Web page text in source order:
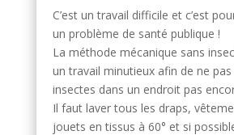
C’est un travail difficile et c’est
un problème de santé publique !
La méthode mécanique sans
un travail minutieux afin de ne
insectes dans un endroit pas
Il faut laver tous les draps,
jouets en tissus à 60° et si